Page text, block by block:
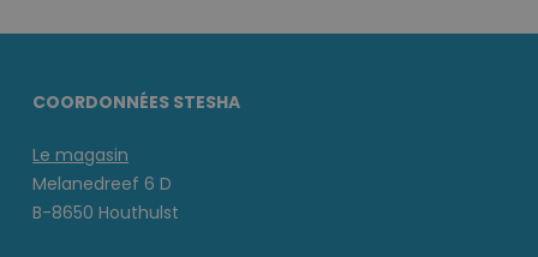
COORDONNÉES STESHA
Le magasin
Melanedreef 6 D
B-8650 Houthulst